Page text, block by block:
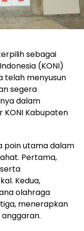
terpilih sebagai
(KONI)
telah menyusun
segera
dalam
Kabupaten
poin utama dalam
Pertama,
Kedua,
olahraga
menerapkan